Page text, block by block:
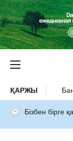
ҚАРЖЫ
Бізбен бірге